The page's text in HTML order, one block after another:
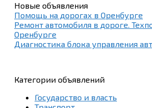
Новые объявления
Помощь на дорогах в Оренбурге
Ремонт автомобиля в дороге.
Оренбурге
Диагностика блока управления
Категории объявлений
Государство и власть